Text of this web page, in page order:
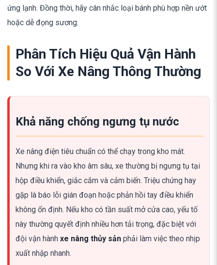
ứng lạnh. Đồng thời, hãy cân nhắc loại bánh phù hợp nền ướt
hoặc dễ đọng sương.
Phân Tích Hiệu Quả Vận Hành
So Với Xe Nâng Thông Thường
Khả năng chống ngưng tụ nước
Xe nâng điện tiêu chuẩn có thể chạy trong kho mát.
Nhưng khi ra vào kho âm sâu, xe thường bị ngưng tụ tại
hộp điều khiển, giắc cắm và cảm biến. Triệu chứng hay
gặp là báo lỗi gián đoạn hoặc phản hồi tay điều khiển
không ổn định. Nếu kho có tần suất mở cửa cao, yếu tố
này thường quyết định nhiều hơn tải trọng, đặc biệt với
đội vận hành xe nâng thủy sản phải làm việc theo nhịp
xuất nhập nhanh.